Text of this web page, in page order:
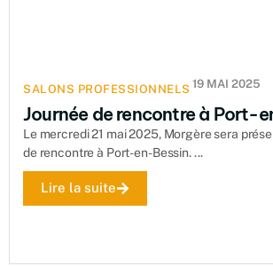
SALONS PROFESSIONNELS 19 MAI 2025
Journée de rencontre à Port-
Le mercredi 21 mai 2025, Morgère sera
de rencontre à Port-en-Bessin. ...
Lire la suite